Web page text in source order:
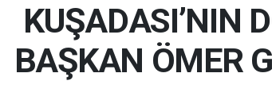
KUŞADASI’NIN
BAŞKAN ÖMER